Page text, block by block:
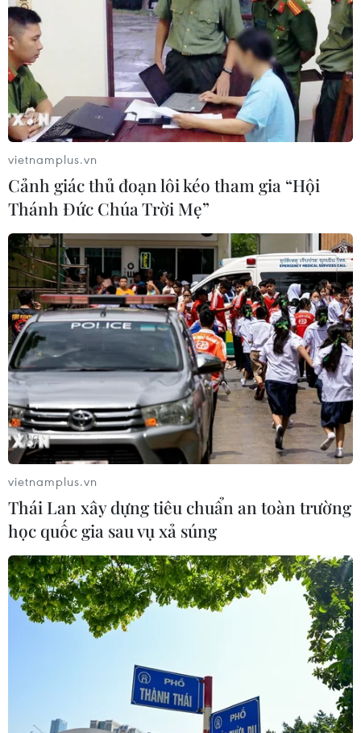
vietnamplus.vn
Cảnh giác thủ đoạn lôi kéo tham gia “Hội
Thánh Đức Chúa Trời Mẹ”
vietnamplus.vn
Thái Lan xây dựng tiêu chuẩn an toàn trường
học quốc gia sau vụ xả súng